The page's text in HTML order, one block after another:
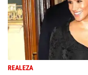
REALEZA